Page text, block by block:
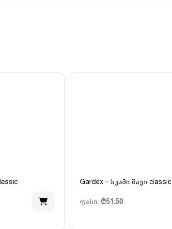
Gardex – სკამი შავი classic
ფასი: ₾51.50